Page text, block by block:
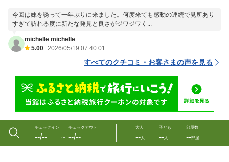
今回は妹を誘って一年ぶりに来ました。何度来ても感動の連続で見所あり
すぎて訪れる度に新たな発見と良さがジワジワく...
michelle michelle
5.00 2026/05/19 07:40:01
すべてのクチコミ・お客さまの声を見る
チェックイン
--/-- 〜
チェックアウト
--/--
大人
--人
子ども
--人
部屋数
--部屋